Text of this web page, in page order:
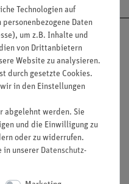
Service
Technologien auf
Daten
um z.B. Inhalte und
von Drittanbietern
Website zu analysieren.
durch gesetzte Cookies.
in den Einstellungen
abgelehnt werden. Sie
und die Einwilligung zu
oder zu widerrufen.
in unserer Daten­schutz­